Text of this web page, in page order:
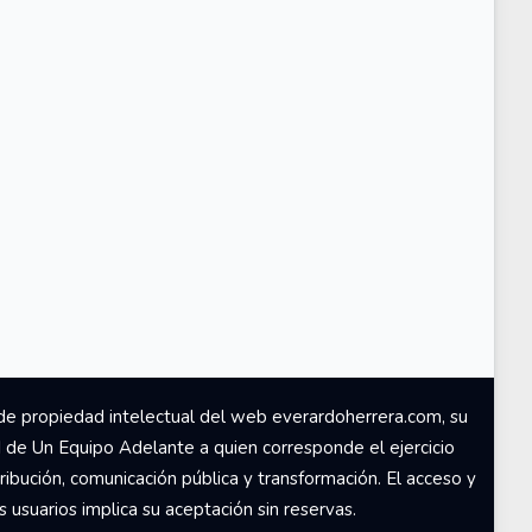
propiedad intelectual del web everardoherrera.com, su
Un Equipo Adelante a quien corresponde el ejercicio
comunicación pública y transformación. El acceso y
implica su aceptación sin reservas.